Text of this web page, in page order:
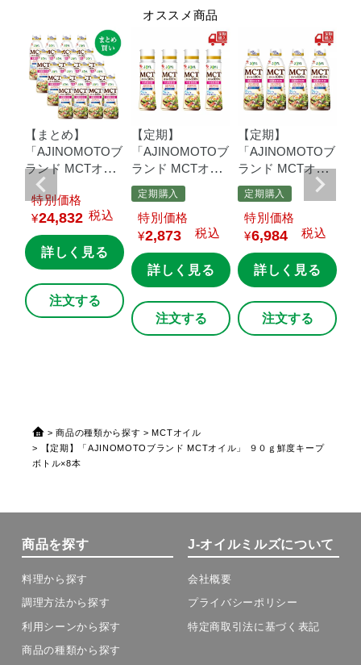
オススメ商品
【まとめ】
「AJINOMOTOブ
ランド MCTオイ
ル」
度キープボトル
×16本
価格
¥24,832 税込
詳しく見る
注文する
【定期】
「AJINOMOTOブ
ランド MCTオイ
ル」９０ｇ鮮度
キープボトル×4本
定期購入
価格
¥2,873 税込
詳しく見る
注文する
【定期】
「AJINOMOTOブ
ランド MCTオイ
ル」３２０ｇ鮮
度キープボトル×4
本
定期購入
価格
¥6,984 税込
詳しく見る
注文する
商品の種類から探す
MCTオイル
【定期】「AJINOMOTOブランド MCTオイル」 ９０ｇ鮮度キープ
ボトル×8本
商品を探す
料理から探す
調理方法から探す
利用シーンから探す
商品の種類から探す
J-オイルミルズについて
会社概要
プライバシーポリシー
特定商取引法に基づく表記